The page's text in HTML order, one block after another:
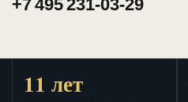
+7 495 231-03-29
11 лет